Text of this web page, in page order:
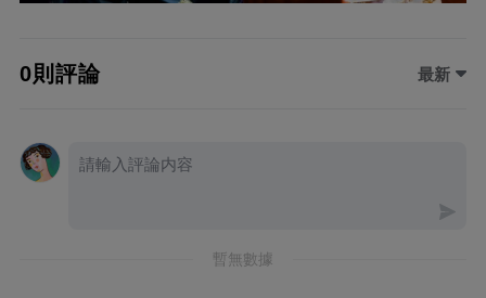
0則評論 最新
暫無數據